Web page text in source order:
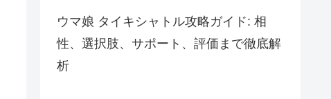
ウマ娘 タイキシャトル攻略ガイド: 相
性、選択肢、サポート、評価まで徹底解
析